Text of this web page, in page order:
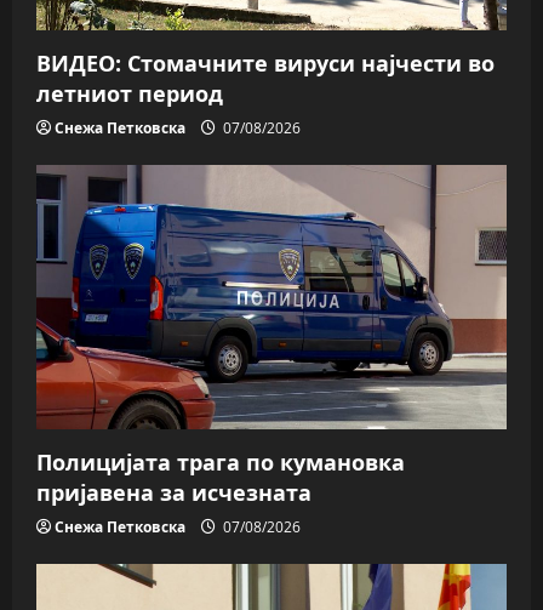
ВИДЕО: Стомачните вируси најчести во
летниот период
Снежа Петковска 07/08/2026
Полицијата трага пo кумановка
пријавена за исчезната
Снежа Петковска 07/08/2026